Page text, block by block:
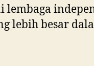
lembaga
lebih besar